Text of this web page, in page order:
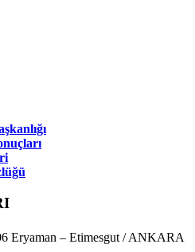
Eryaman – Etimesgut / ANKARA